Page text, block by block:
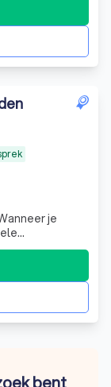
je
wat er
aanzien van